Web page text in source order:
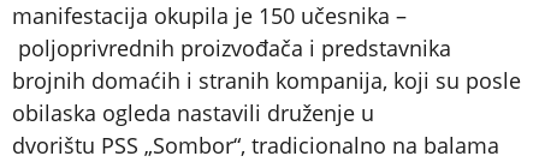
manifestacija okupila je 150 učesnika –
poljoprivrednih proizvođača i predstavnika
brojnih domaćih i stranih kompanija, koji su posle
obilaska ogleda nastavili druženje u
dvorištu PSS „Sombor“, tradicionalno na balama